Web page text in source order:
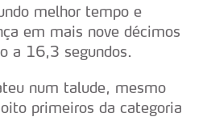
melhor tempo e
em mais nove décimos
a 16,3 segundos.
num talude, mesmo
primeiros da categoria